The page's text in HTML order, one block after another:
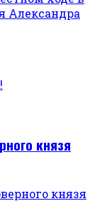
князя